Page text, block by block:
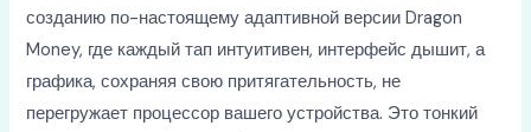
созданию по-настоящему адаптивной версии Dragon
Money, где каждый тап интуитивен, интерфейс дышит, а
графика, сохраняя свою притягательность, не
перегружает процессор вашего устройства. Это тонкий